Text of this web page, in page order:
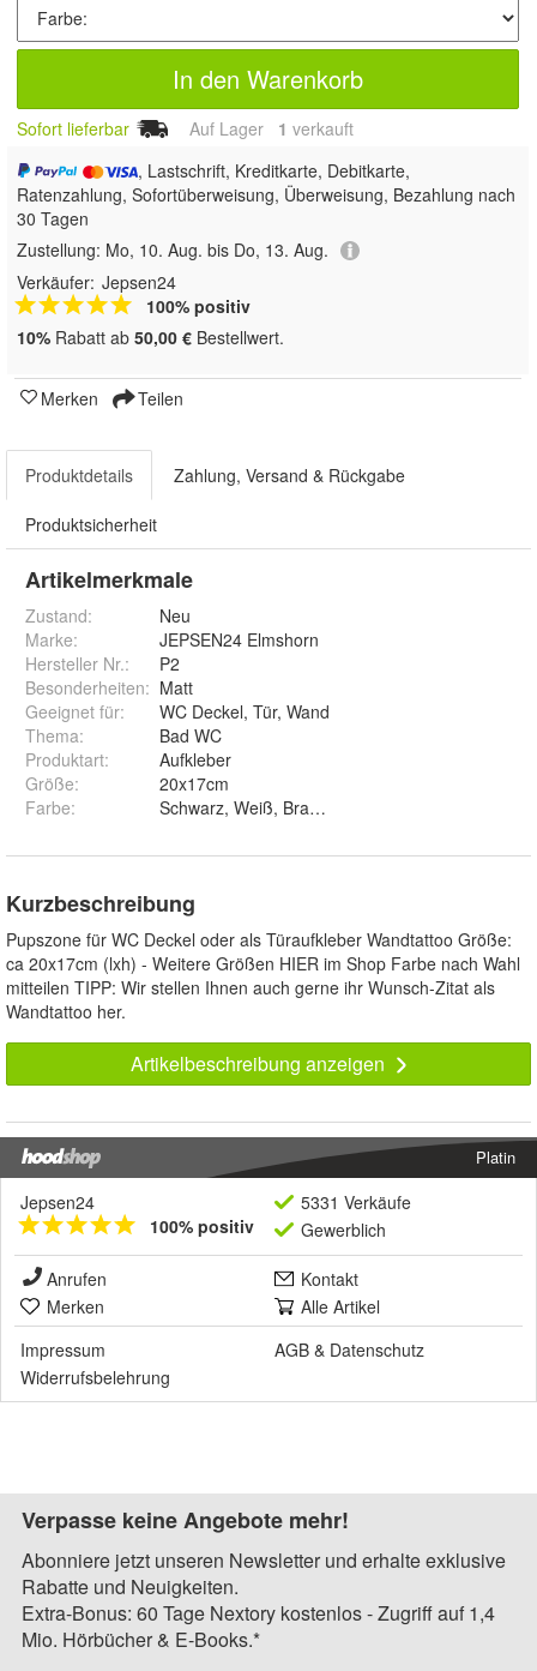
In den Warenkorb
Sofort lieferbar Auf Lager 1 verkauft
, Lastschrift, Kreditkarte, Debitkarte,
Ratenzahlung, Sofortüberweisung, Überweisung, Bezahlung nach
30 Tagen
Zustellung: Mo, 10. Aug. bis Do, 13. Aug.
Verkäufer: Jepsen24
100% positiv
10% Rabatt ab 50,00 € Bestellwert.
Merken Teilen
Produktdetails Zahlung, Versand & Rückgabe
Produktsicherheit
Artikelmerkmale
Zustand:
Neu
Marke:
JEPSEN24 Elmshorn
Hersteller Nr.:
P2
Besonderheiten: Matt
Geeignet für:
WC Deckel, Tür, Wand
Thema:
Bad WC
Produktart:
Aufkleber
Größe:
20x17cm
Farbe: Schwarz, Weiß, Braun, Hellbraun, Cafebraun,
Kurzbeschreibung
Pupszone für WC Deckel oder als Türaufkleber Wandtattoo Größe:
ca 20x17cm (lxh) - Weitere Größen HIER im Shop Farbe nach Wahl
mitteilen TIPP: Wir stellen Ihnen auch gerne ihr Wunsch-Zitat als
Wandtattoo her.
Artikelbeschreibung anzeigen
Platin
Jepsen24
100% positiv
5331 Verkäufe
Gewerblich
Anrufen
Kontakt
Merken
Alle Artikel
Impressum
AGB & Datenschutz
Widerrufsbelehrung
Verpasse keine Angebote mehr!
Abonniere jetzt unseren Newsletter und erhalte exklusive
Rabatte und Neuigkeiten.
Extra-Bonus: 60 Tage Nextory kostenlos - Zugriff auf 1,4
Mio. Hörbücher & E-Books.*